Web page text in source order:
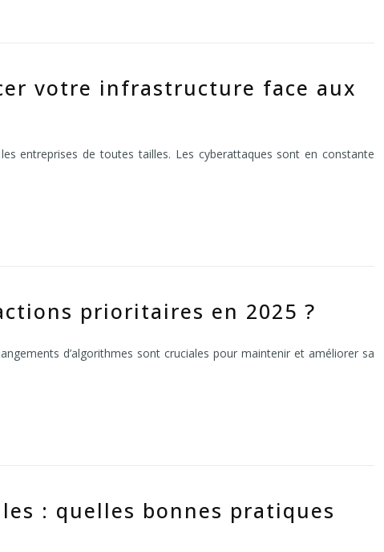
votre infrastructure face aux
entreprises de toutes tailles. Les cyberattaques sont en constante
prioritaires en 2025 ?
d’algorithmes sont cruciales pour maintenir et améliorer sa
: quelles bonnes pratiques